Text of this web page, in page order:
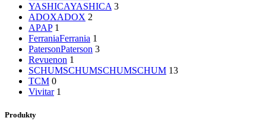
YASHICAYASHICA 3
ADOXADOX 2
APAP 1
FerraniaFerrania 1
PatersonPaterson 3
Revuenon 1
SCHUMSCHUMSCHUMSCHUM 13
TCM 0
Vivitar 1
Produkty